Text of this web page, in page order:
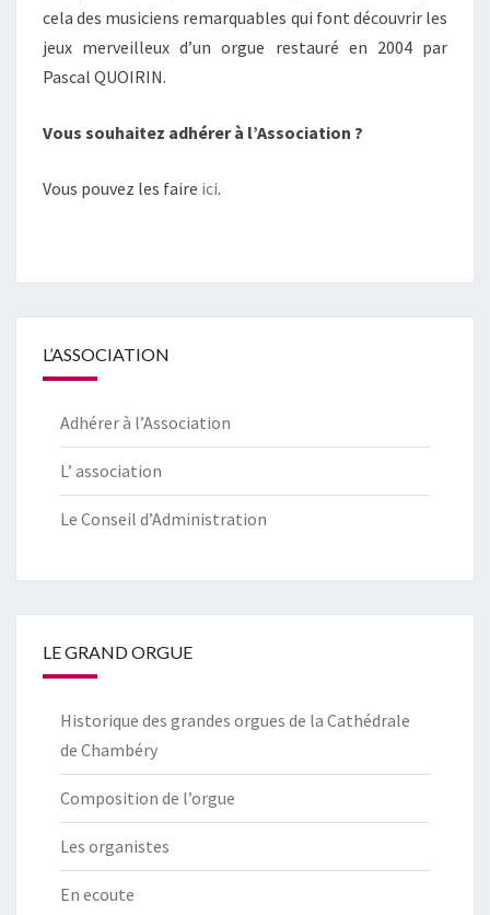
cela des musiciens remarquables qui font découvrir les
jeux merveilleux d’un orgue restauré en 2004 par
Pascal QUOIRIN.
Vous souhaitez adhérer à l’Association ?
Vous pouvez les faire ici.
L’ASSOCIATION
Adhérer à l’Association
L’ association
Le Conseil d’Administration
LE GRAND ORGUE
Historique des grandes orgues de la Cathédrale
de Chambéry
Composition de l’orgue
Les organistes
En ecoute